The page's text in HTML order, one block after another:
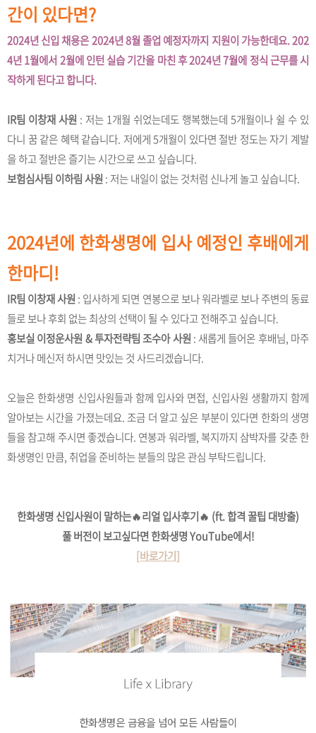
간이 있다면?
2024년 신입 채용은 2024년 8월 졸업 예정자까지 지원이 가능한데요. 202
4년 1월에서 2월에 인턴 실습 기간을 마친 후 2024년 7월에 정식 근무를 시
작하게 된다고 합니다.
IR팀 이창재 사원 : 저는 1개월 쉬었는데도 행복했는데 5개월이나 쉴 수 있
다니 꿈 같은 혜택 같습니다. 저에게 5개월이 있다면 절반 정도는 자기 계발
을 하고 절반은 즐기는 시간으로 쓰고 싶습니다.
보험심사팀 이하림 사원 : 저는 내일이 없는 것처럼 신나게 놀고 싶습니다.
2024년에 한화생명에 입사 예정인 후배에게
한마디!
IR팀 이창재 사원 : 입사하게 되면 연봉으로 보나 워라벨로 보나 주변의 동료
들로 보나 후회 없는 최상의 선택이 될 수 있다고 전해주고 싶습니다.
홍보실 이정운사원 & 투자전략팀 조수아 사원 : 새롭게 들어온 후배님, 마주
치거나 메신저 하시면 맛있는 것 사드리겠습니다.
오늘은 한화생명 신입사원들과 함께 입사와 면접, 신입사원 생활까지 함께
알아보는 시간을 가졌는데요. 조금 더 알고 싶은 부분이 있다면 한화의 생명
들을 참고해 주시면 좋겠습니다. 연봉과 워라벨, 복지까지 삼박자를 갖춘 한
화생명인 만큼, 취업을 준비하는 분들의 많은 관심 부탁드립니다.
한화생명 신입사원이 말하는🔥리얼 입사후기🔥 (ft. 합격 꿀팁 대방출)
풀 버전이 보고싶다면 한화생명 YouTube에서!
[바로가기]
한화생명은 금융을 넘어 모든 사람들이